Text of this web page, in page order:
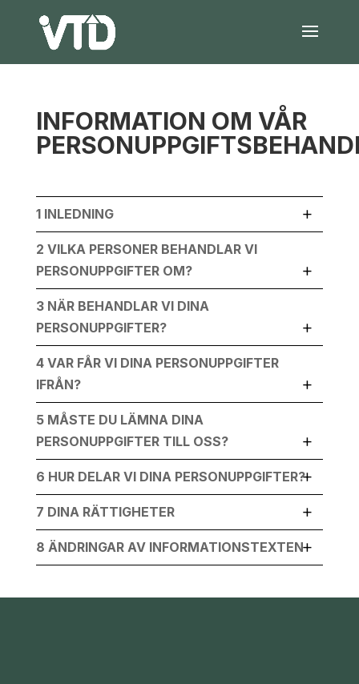
INFORMATION OM VÅR
1 INLEDNING
2 VILKA PERSONER BEHANDLAR VI
PERSONUPPGIFTER OM?
3 NÄR BEHANDLAR VI DINA
PERSONUPPGIFTER?
4 VAR FÅR VI DINA PERSONUPPGIFTER
IFRÅN?
5 MÅSTE DU LÄMNA DINA
PERSONUPPGIFTER TILL OSS?
6 HUR DELAR VI DINA PERSONUPPGIFTER?
7 DINA RÄTTIGHETER
8 ÄNDRINGAR AV INFORMATIONSTEXTEN